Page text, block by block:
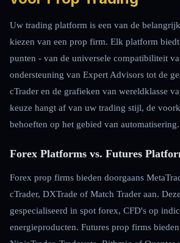
Uw trading platform is een van de
kiezen van een prop firm. Elk platform
punten - van de universele compatibiliteit
ondersteuning van Expert Advisors tot de
cTrader en de grafieken van wereldklasse
keuze hangt af van uw trading stijl, de
behoeften op het gebied van automatisering.
Forex Platforms vs. Futures
Forex prop firms bieden doorgaans
cTrader, DXTrade of Match Trader aan.
gespecialiseerd in spot forex, CFD's op
energieproducten. Futures prop firms